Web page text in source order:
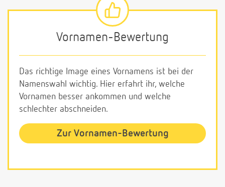
Vornamen-Bewertung
Das richtige Image eines Vornamens ist bei der
Namenswahl wichtig. Hier erfahrt ihr, welche
Vornamen besser ankommen und welche
schlechter abschneiden.
Zur Vornamen-Bewertung